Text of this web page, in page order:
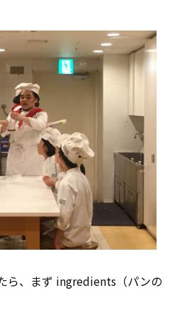
ら、まず ingredients（パンの